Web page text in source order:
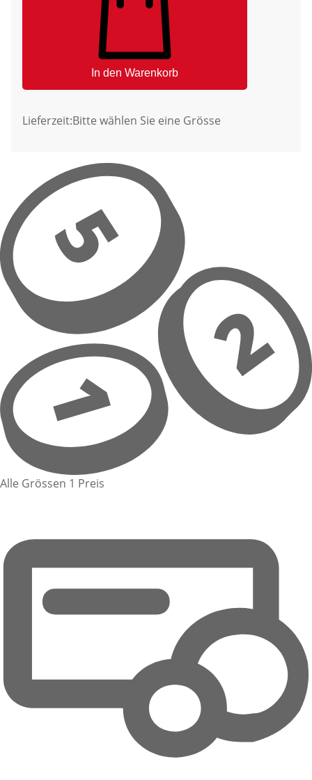
In den Warenkorb
Lieferzeit:Bitte wählen Sie eine Grösse
Alle Grössen 1 Preis